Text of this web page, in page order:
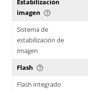
Estabilización
imagen help_outline
Sistema de
estabilización de
imagen
Flash help_outline
Flash integrado